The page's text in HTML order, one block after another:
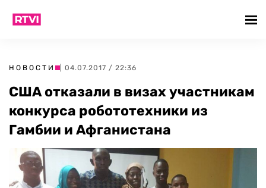
НОВОСТИ | 04.07.2017 / 22:36
США отказали в визах участникам
конкурса робототехники из
Гамбии и Афганистана